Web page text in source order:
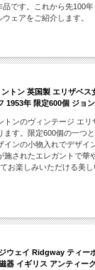
です。これから先100
ェアをご紹介します。
トン 英国製 エリザベス
1953年 限定600個 ジョ
トンのヴィンテージ エ
ます。限定600個の一つ
インの小物入れでデザイ
施されたエレガントで華
お楽しみいただける美
ウェイ Ridgway ティー
器 イギリス アンティーク